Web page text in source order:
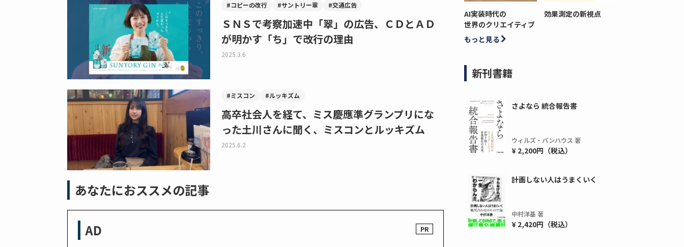
#コピーの改行 #サントリー翠 #交通広告
ＳＮＳで考察加速中「翠」の広告、ＣＤとＡＤ
が明かす「ち」で改行の理由
2025.3.6
#ミスコン #ルッキズム
高卒社会人を経て、ミス慶應準グランプリにな
った土川さんに聞く、ミスコンとルッキズム
2025.6.2
あなたにおススメの記事
AD
AI実装時代の
世界のクリエイティブ
効果測定の新視点
もっと見る
新刊書籍
さよなら 統合報告書
ウィルズ・パンハウス 著
¥ 2,200円（税込）
計画しない人はうまくいく
中村洋基 著
¥ 2,420円（税込）